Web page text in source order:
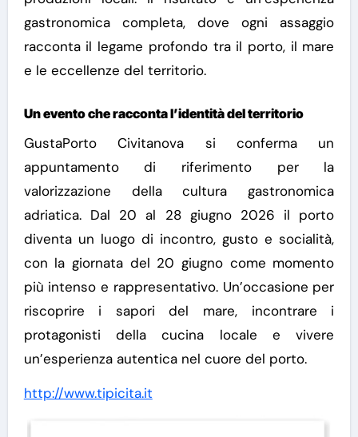
gastronomica completa, dove ogni assaggio
racconta il legame profondo tra il porto, il mare
e le eccellenze del territorio.
Un evento che racconta l’identità del territorio
GustaPorto Civitanova si conferma un
appuntamento di riferimento per la
valorizzazione della cultura gastronomica
adriatica. Dal 20 al 28 giugno 2026 il porto
diventa un luogo di incontro, gusto e socialità,
con la giornata del 20 giugno come momento
più intenso e rappresentativo. Un’occasione per
riscoprire i sapori del mare, incontrare i
protagonisti della cucina locale e vivere
un’esperienza autentica nel cuore del porto.
http://www.tipicita.it